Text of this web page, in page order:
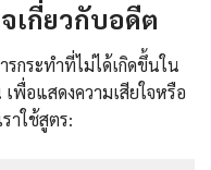
เกี่ยวกับอดีต
กระทำที่ไม่ได้เกิดขึ้นใน
พื่อแสดงความเสียใจหรือ
าใช้สูตร: